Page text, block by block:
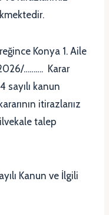
Konya 1. Aile
………. Karar
sayılı kanun
itirazlarıız
talep
Kanun ve İlgili